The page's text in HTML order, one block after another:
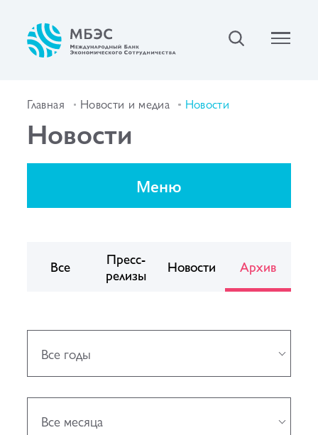
Главная Новости и медиа Новости
Новости
Все
Пресс-
релизы
Новости Архив
Все годы
Все месяца
Меню